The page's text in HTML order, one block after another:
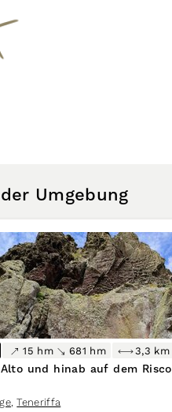
Umgebung
15 hm 681 hm 3,3 km
und hinab auf dem Risco
, Teneriffa